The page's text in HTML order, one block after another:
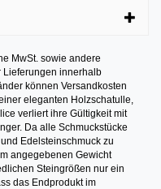
MwSt. sowie andere
Lieferungen innerhalb
können Versandkosten
eleganten Holzschatulle,
verliert ihre Gültigkeit mit
Da alle Schmuckstücke
Edelsteinschmuck zu
angegebenen Gewicht
Steingrößen nur ein
das Endprodukt im